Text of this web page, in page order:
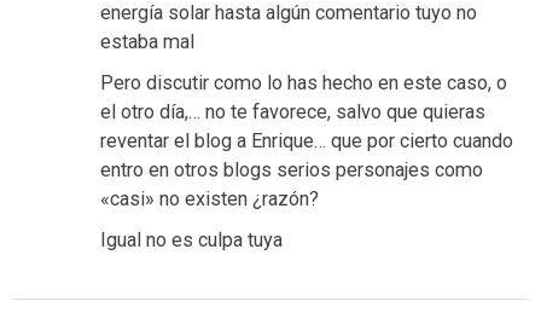
energía solar hasta algún comentario tuyo no
estaba mal
Pero discutir como lo has hecho en este caso, o
el otro día,… no te favorece, salvo que quieras
reventar el blog a Enrique… que por cierto cuando
entro en otros blogs serios personajes como
«casi» no existen ¿razón?
Igual no es culpa tuya